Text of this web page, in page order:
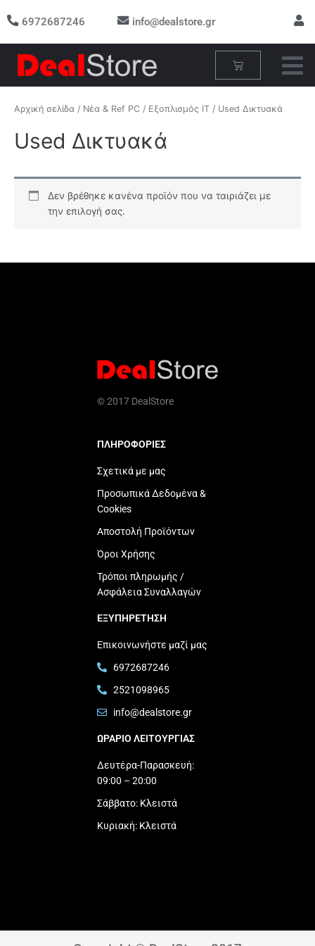
στο 6972687246 info@dealstore.gr
Cart
Αρχική σελίδα / Νέα & Ref PC / Εξοπλισμός IT / Used Δικτυακά
Used Δικτυακά
Δεν βρέθηκε κανένα προϊόν που να ταιριάζει με
την επιλογή σας.
© 2017 DealStore
ΠΛΗΡΟΦΟΡΙΕΣ
Σχετικά με μας
Προσωπικά Δεδομένα &
Cookies
Αποστολή Προϊόντων
Όροι Χρήσης
Τρόποι πληρωμής /
Ασφάλεια Συναλλαγών
ΕΞΥΠΗΡΕΤΗΣΗ
Επικοινωνήστε μαζί μας
6972687246
2521098965
info@dealstore.gr
ΩΡΑΡΙΟ ΛΕΙΤΟΥΡΓΙΑΣ​
Δευτέρα-Παρασκευή:
09:00 – 20:00
Σάββατο: Κλειστά
Κυριακή: Κλειστά